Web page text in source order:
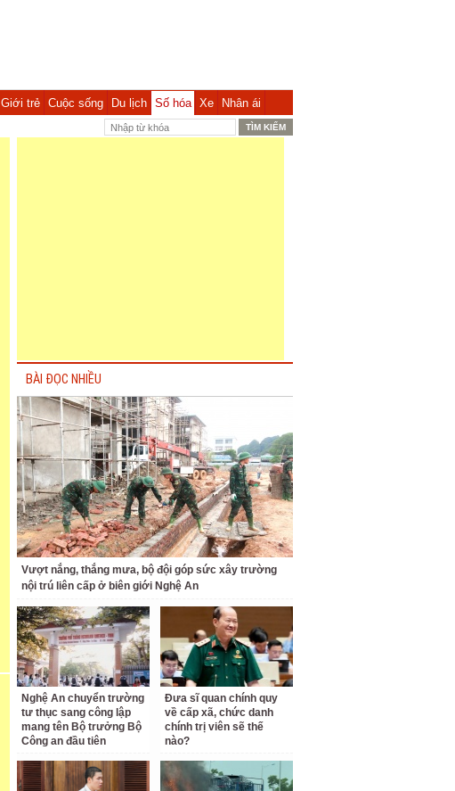
Giới trẻ Cuộc sống Du lịch Số hóa Xe Nhân ái
BÀI ĐỌC NHIỀU
Vượt nắng, thắng mưa, bộ đội góp sức xây trường
nội trú liên cấp ở biên giới Nghệ An
Nghệ An chuyển trường
tư thục sang công lập
mang tên Bộ trưởng Bộ
Công an đầu tiên
Đưa sĩ quan chính quy
về cấp xã, chức danh
chính trị viên sẽ thế
nào?